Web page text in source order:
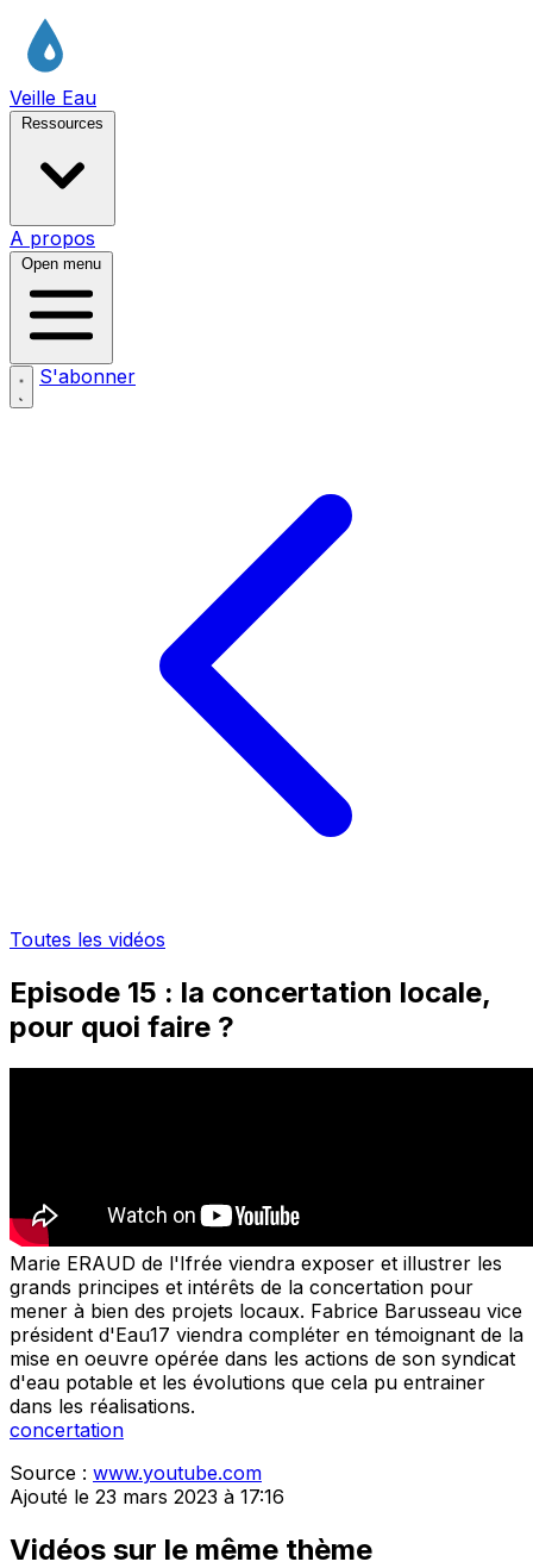
Veille Eau
Ressources
A propos
Open menu
S'abonner
Toutes les vidéos
Episode 15 : la concertation locale,
pour quoi faire ?
Marie ERAUD de l'Ifrée viendra exposer et illustrer les
grands principes et intérêts de la concertation pour
mener à bien des projets locaux. Fabrice Barusseau vice
président d'Eau17 viendra compléter en témoignant de la
mise en oeuvre opérée dans les actions de son syndicat
d'eau potable et les évolutions que cela pu entrainer
dans les réalisations.
concertation
Source : www.youtube.com
Ajouté le 23 mars 2023 à 17:16
Vidéos sur le même thème